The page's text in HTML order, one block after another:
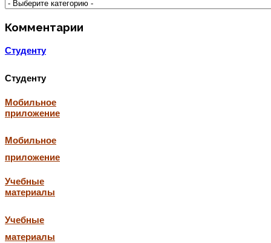
Комментарии
Студенту
Студенту
Мобильное
приложение
Мобильное
приложение
Учебные
материалы
Учебные
материалы